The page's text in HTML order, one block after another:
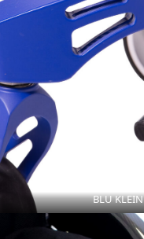
BLU KLEIN